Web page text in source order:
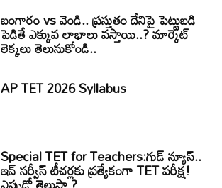
బంగారం vs వెండి.. ప్రస్తుతం దేనిపై పెట్టుబడి
పెడితే ఎక్కువ లాభాలు వస్తాయి..? మార్కెట్
లెక్కలు తెలుసుకోండి..
AP TET 2026 Syllabus
Special TET for Teachers:గుడ్ న్యూస్..
ఇన్ సర్వీస్ టీచర్లకు ప్రత్యేకంగా TET పరీక్ష!